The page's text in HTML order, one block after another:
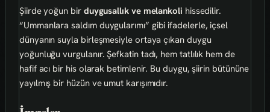
Şiirde yoğun bir duygusallık ve melankoli hissedilir.
“Ummanlara saldım duygularımı” gibi ifadelerle, içsel
dünyanın suyla birleşmesiyle ortaya çıkan duygu
yoğunluğu vurgulanır. Şefkatin tadı, hem tatlılık hem de
hafif acı bir his olarak betimlenir. Bu duygu, şiirin bütününe
yayılmış bir hüzün ve umut karışımıdır.